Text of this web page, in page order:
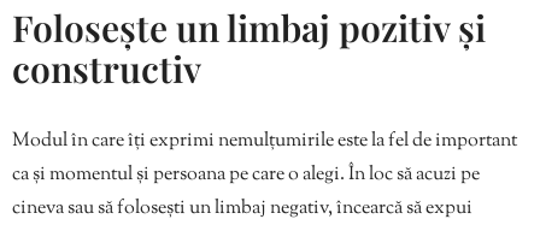
Folosește un limbaj pozitiv și
constructiv
Modul în care îți exprimi nemulțumirile este la fel de important
ca și momentul și persoana pe care o alegi. În loc să acuzi pe
cineva sau să folosești un limbaj negativ, încearcă să expui